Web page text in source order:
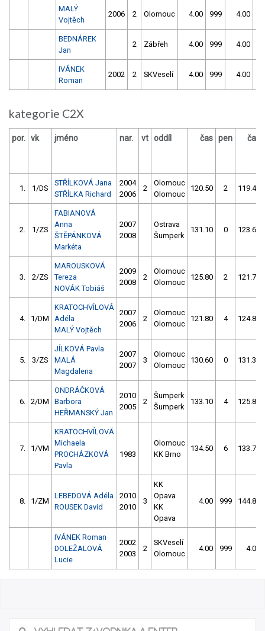
MALÝ
Vojtěch
2006 2 Olomouc 4.00 999 4.00
BEDNÁREK
Jan
2 Zábřeh 4.00 999 4.00
IVÁNEK
Roman
2002 2 SKVeselí 4.00 999 4.00
kategorie C2X
por. vk jméno nar. vt oddíl čas pen čas
1. 1/DS
STŘÍLKOVÁ Jana
STŘÍLKA Richard
2004
2006
2
Olomouc
Olomouc
120.50 2 119.40
2. 1/ZS
FABIANOVÁ
Anna
ŠTĚPÁNKOVÁ
Markéta
2007
2008
Ostrava
Šumperk
131.10 0 123.60
3. 2/ZS
MAROUSKOVÁ
Tereza
NOVÁK Tobiáš
2009
2008
2
Olomouc
Olomouc
125.80 2 121.70
4. 1/DM
KRATOCHVÍLOVÁ
Adéla
MALÝ Vojtěch
2007
2006
2
Olomouc
Olomouc
121.80 4 124.80
5. 3/ZS
JÍLKOVÁ Pavla
MALÁ
Magdalena
2007
2007
3
Olomouc
Olomouc
130.60 0 131.30
6. 2/DM
ONDRÁČKOVÁ
Barbora
HEŘMANSKÝ Jan
2010
2005
2
Šumperk
Šumperk
133.10 4 125.80
7. 1/VM
KRATOCHVÍLOVÁ
Michaela
PROCHÁZKOVÁ
Pavla
1983
Olomouc
KK Brno
134.50 6 133.70
8. 1/ZM
LEBEDOVÁ Adéla
ROUSEK David
2010
2010
3
KK
Opava
KK
Opava
4.00 999 144.80
IVÁNEK Roman
DOLEŽALOVÁ
Lucie
2002
2003
2
SKVeselí
Olomouc
4.00 999 4.00